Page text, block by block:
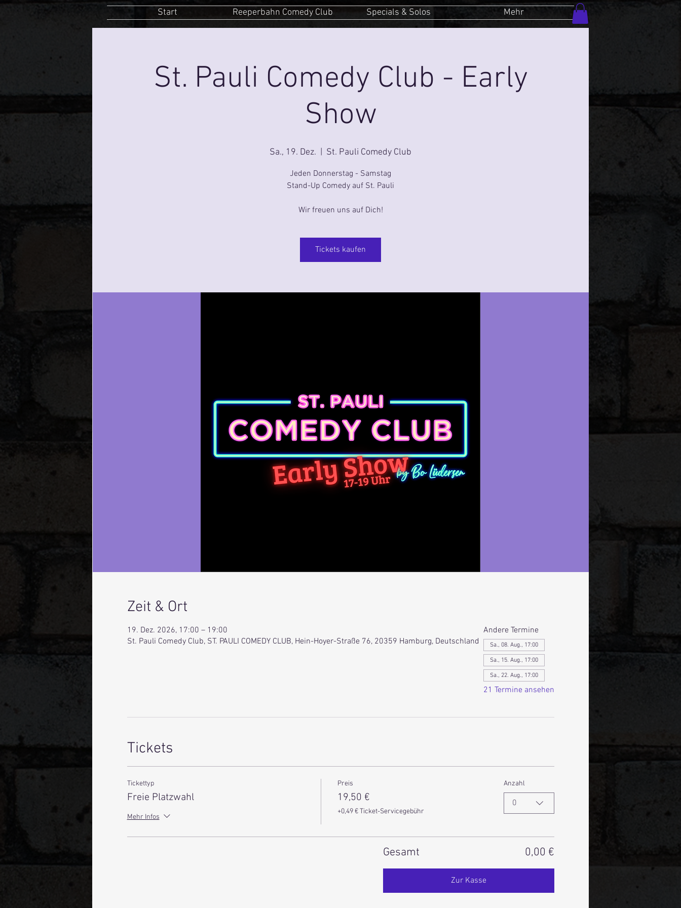
Start Reeperbahn Comedy Club Specials & Solos Mehr
St. Pauli Comedy Club - Early
Show
Sa., 19. Dez. St. Pauli Comedy Club
Jeden Donnerstag - Samstag
Stand-Up Comedy auf St. Pauli
Wir freuen uns auf Dich!
Tickets kaufen
Zeit & Ort
19. Dez. 2026, 17:00 – 19:00
St. Pauli Comedy Club, ST. PAULI COMEDY CLUB, Hein-Hoyer-Straße 76, 20359 Hamburg, Deutschland
Andere Termine
Sa., 08. Aug., 17:00
Sa., 15. Aug., 17:00
Sa., 22. Aug., 17:00
21 Termine ansehen
Tickets
Tickettyp
Freie Platzwahl
Mehr Infos
Preis
19,50 €
+0,49 € Ticket-Servicegebühr
Anzahl
0
Gesamt 0,00 €
Zur Kasse